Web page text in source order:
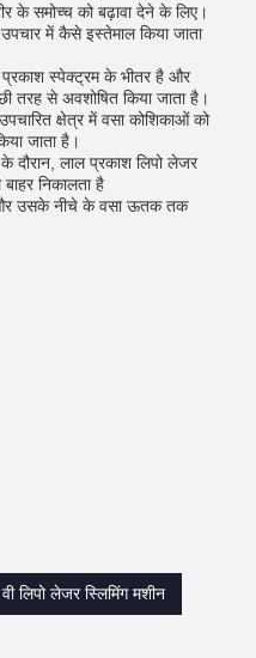
के समोच्च को बढ़ावा देने के लिए।
में कैसे इस्तेमाल किया जाता
प्रकाश स्पेक्ट्रम के भीतर है और
तरह से अवशोषित किया जाता है।
क्षेत्र में वसा कोशिकाओं को
जाता है।
दौरान, लाल प्रकाश लिपो लेजर
निकालता है
उसके नीचे के वसा ऊतक तक
लिपो लेजर स्लिमिंग मशीन